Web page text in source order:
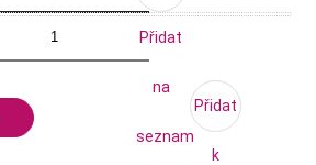
Přidat
na
seznam
Přidat
k